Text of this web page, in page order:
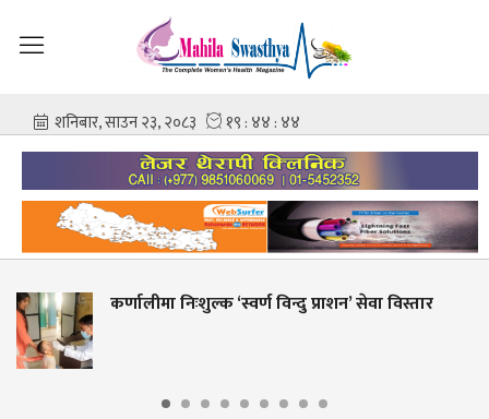
‘स्वर्ण विन्दु प्राशन’ सेवा विस्तार
शहीद गंगालाल